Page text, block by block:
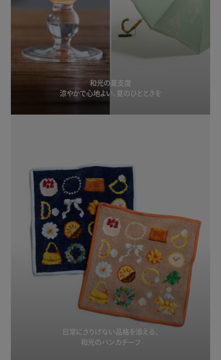
和光の夏支度
涼やかで心地よい、夏のひとときを
日常にさりげない品格を添える、
和光のハンカチーフ